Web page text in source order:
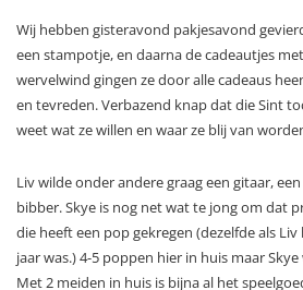
Wij hebben gisteravond pakjesavond
een stampotje, en daarna de cadeautjes
wervelwind gingen ze door alle cadeaus
en tevreden. Verbazend knap dat die Sint
weet wat ze willen en waar ze blij van
Liv wilde onder andere graag een gitaar,
bibber. Skye is nog net wat te jong om dat
die heeft een pop gekregen (dezelfde als
jaar was.) 4-5 poppen hier in huis maar
Met 2 meiden in huis is bijna al het